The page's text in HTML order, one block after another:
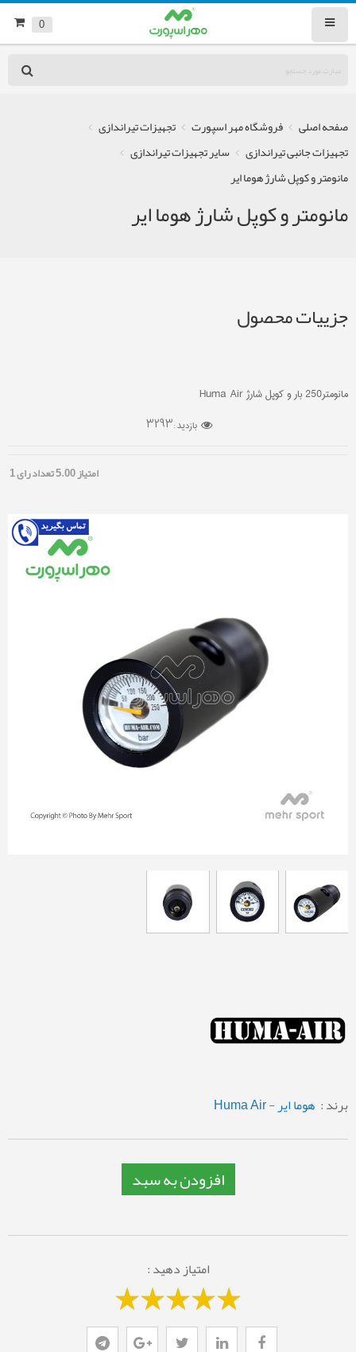
0
صفحه اصلی فروشگاه مهر اسپورت
تجهیزات تیراندازی
تجهیزات جانبی تیراندازی
سایر تجهیزات تیراندازی
مانومتر و کوپل شارژ هوما ایر
مانومتر و کوپل شارژ هوما ایر
جزییات محصول
مانومتر250 بار و کوپل شارژ Huma Air
بازدید :3293
امتیاز5.00تعداد رای1
برند : هوما ایر - Huma Air
افزودن به سبد
امتیاز دهید :